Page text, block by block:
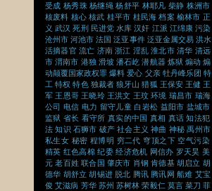
受成 杨秀珠 杨继绳 杨舒平 林耶凡 柴静 株洲市
核废料 核心 核武 桂平市 桂民海 档案 榆林市 正
义 武汉 死刑 民进党 水库 汉奸 江派 江绵康 污染
沧州市 河池市 法国 泛亚事件 泛亚金属交易 洪水
活摘器官 流亡 济南 浙江 淫乱 淮北市 清华 清远
市 渭南市 港独 滑坡 潘石屹 潜航器 炼狱 煽动 煽
动颠覆国家政权罪 爆料 爱心 父亲 牡丹峰乐团 特
工 特权 特色 独裁者 狼牙山 猎狐 王保安 王健 王
军 王恩哥 王晓玲 王洪文 王玟 环境 瑞昌市 瑞海
公司 电信 电力 留守儿童 白岩松 益阳市 盐城市
监狱 省长 看守所 真实的中国 真相 真话 知法犯
法 知识 石狮市 破产 社会主义 神曲 神秘 禹州市
私生女 秘密 程博明 穷二代 穹顶之下 空气污染
精英 红色高棉 纪委 经济危机 网信办 罗天昊 美
元 老百姓 联合国 肇庆市 肖钢 肯德基 胡启立 胡
德华 胡舒立 胡锡进 脱北 腾讯 腾讯网 船难 艾宝
俊 艾滋病 芳华 苏州 苏树林 荣毅仁 莫言 菜刀 菲